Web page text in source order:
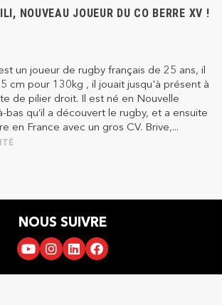
NOUVEAU JOUEUR DU CO BERRE XV !
un joueur de rugby français de 25 ans, il
cm pour 130kg , il jouait jusqu'à présent à
de pilier droit. Il est né en Nouvelle
bas qu’il a découvert le rugby, et a ensuite
en France avec un gros CV. Brive,...
NOUS SUIVRE